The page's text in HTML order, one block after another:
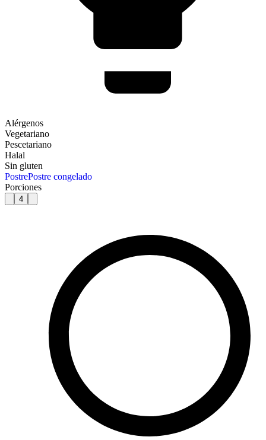
Alérgenos
Vegetariano
Pescetariano
Halal
Sin gluten
PostrePostre congelado
Porciones
4